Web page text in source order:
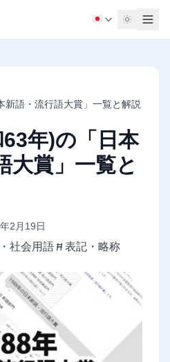
新語・流行語大賞」一覧と解説
年)の「日本
大賞」一覧と
2月19日
社会用語 表記・略称